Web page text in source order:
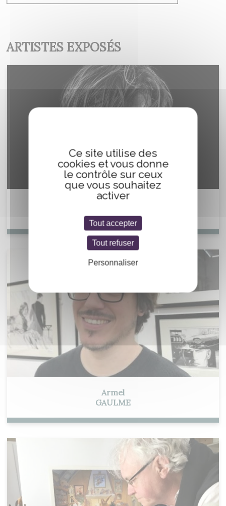
ARTISTES EXPOSÉS
PILLOT
Armel
GAULME
Ce site utilise des
cookies et vous donne
le contrôle sur ceux
que vous souhaitez
activer
Tout accepter
Tout refuser
Personnaliser